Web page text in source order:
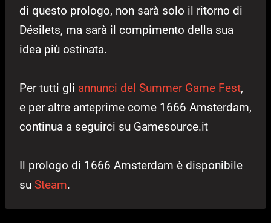
di questo prologo, non sarà solo il ritorno di
Désilets, ma sarà il compimento della sua
idea più ostinata.
Per tutti gli annunci del Summer Game Fest,
e per altre anteprime come 1666 Amsterdam,
continua a seguirci su Gamesource.it
Il prologo di 1666 Amsterdam è disponibile
su Steam.